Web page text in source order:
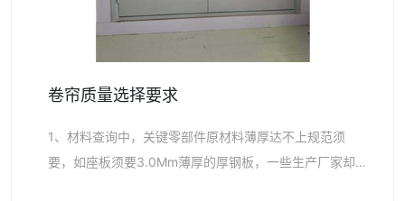
卷帘质量选择要求
1、材料查询中，关键零部件原材料薄厚达不上规范须
要，如座板须要3.0Mm薄厚的厚钢板，一些生产厂家却